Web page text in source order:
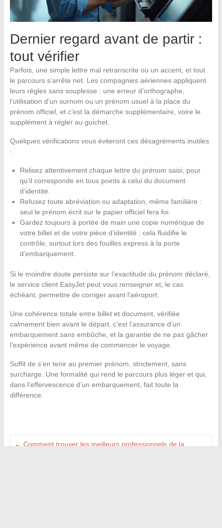
Dernier regard avant de partir :
tout vérifier
Parfois, une simple lettre mal retranscrite ou un accent, et tout
le parcours s’arrête net. Les compagnies aériennes appliquent
leurs règles sans souplesse : une erreur d’orthographe,
l’utilisation d’un surnom ou un prénom usuel à la place du
prénom officiel, et c’est la démarche supplémentaire, voire le
supplément à régler au guichet.
Quelques vérifications vous éviteront ces désagréments inutiles
:
Relisez attentivement chaque lettre du prénom saisi, pour
qu’il corresponde en tous points à celui du document
d’identité.
Refusez toute abréviation ou adaptation, même familière :
seul le prénom écrit sur le papier officiel fera foi.
Gardez toujours à portée de main une copie numérique de
votre billet et de votre pièce d’identité : cela fluidifie le
contrôle, surtout lors des fouilles express à la porte
d’embarquement.
Si le moindre doute persiste sur l’exactitude du prénom déclaré,
le service client EasyJet peut vous renseigner et, le cas
échéant, permettre de corriger avant l’aéroport.
Une cohérence totale entre billet et document, vérifiée
calmement bien avant le départ, c’est l’assurance d’un
embarquement sans embûche, et la garantie de ne pas gâcher
l’expérience avant même de commencer le voyage.
Suffit de s’en tenir au premier prénom, strictement, sans
surcharge. Une formalité qui rend le parcours plus léger et qui,
dans l’effervescence d’un embarquement, fait toute la
différence.
← Comment trouver les meilleurs professionnels de la